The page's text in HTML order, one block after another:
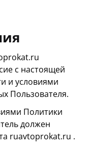
с настоящей
и условиями
Пользователя.
Политики
должен
ruavtoprokat.ru .